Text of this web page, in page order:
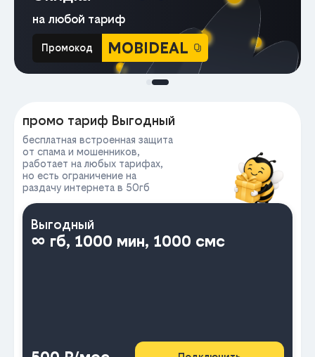
на любой тариф
Промокод MOBIDEAL
промо тариф Выгодный
бесплатная встроенная защита
от спама и мошенников,
работает на любых тарифах,
но есть ограничение на
раздачу интернета в 50гб
Выгодный
∞ гб, 1000 мин, 1000 смс